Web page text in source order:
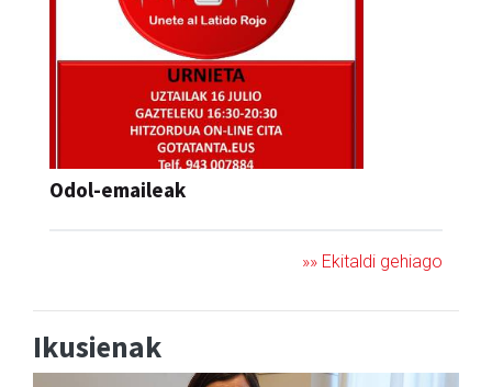
Odol-emaileak
»» Ekitaldi gehiago
Ikusienak